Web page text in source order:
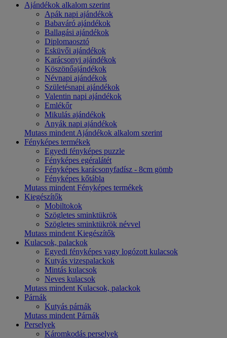
Ajándékok alkalom szerint
Apák napi ajándékok
Babaváró ajándékok
Ballagási ajándékok
Diplomaosztó
Esküvői ajándékok
Karácsonyi ajándékok
Köszönőajándékok
Névnapi ajándékok
Születésnapi ajándékok
Valentin napi ajándékok
Emlékőr
Mikulás ajándékok
Anyák napi ajándékok
Mutass mindent Ajándékok alkalom szerint
Fényképes termékek
Egyedi fényképes puzzle
Fényképes egéralátét
Fényképes karácsonyfadísz - 8cm gömb
Fényképes kőtábla
Mutass mindent Fényképes termékek
Kiegészítők
Mobiltokok
Szögletes sminktükrök
Szögletes sminktükrök névvel
Mutass mindent Kiegészítők
Kulacsok, palackok
Egyedi fényképes vagy logózott kulacsok
Kutyás vizespalackok
Mintás kulacsok
Neves kulacsok
Mutass mindent Kulacsok, palackok
Párnák
Kutyás párnák
Mutass mindent Párnák
Perselyek
Káromkodás perselyek